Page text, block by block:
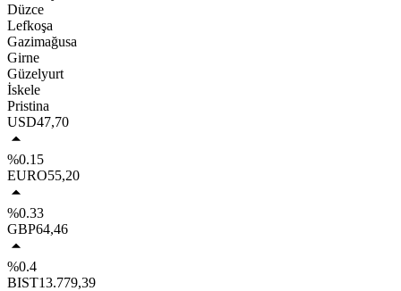
Düzce
Lefkoşa
Gazimağusa
Girne
Güzelyurt
İskele
Pristina
USD47,70
%0.15
EURO55,20
%0.33
GBP64,46
%0.4
BIST13.779,39